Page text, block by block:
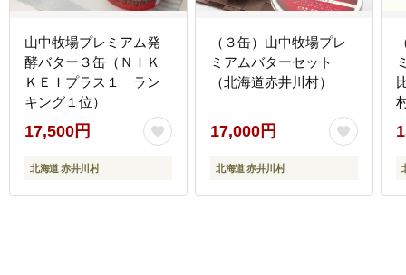
山中牧場プレミアム発
酵バター３缶（ＮＩＫ
ＫＥＩプラス１ ラン
キング１位）
17,500円
北海道 赤井川村
（３缶）山中牧場プレ
ミアムバターセット
（北海道赤井川村）
17,000円
北海道 赤井川村